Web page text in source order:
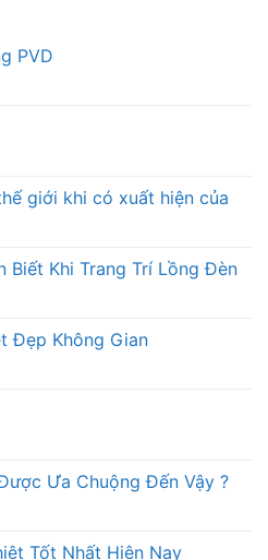
PVD
giới khi có xuất hiện của
Biết Khi Trang Trí Lồng Đèn
Đẹp Không Gian
Ưa Chuộng Đến Vậy ?
Tốt Nhất Hiện Nay